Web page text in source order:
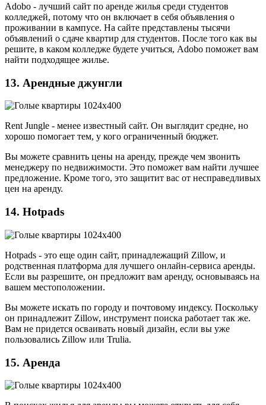
Adobo - лучший сайт по аренде жилья среди студентов
колледжей, потому что он включает в себя объявления о
проживании в кампусе. На сайте представлены тысячи
объявлений о сдаче квартир для студентов. После того как вы
решите, в каком колледже будете учиться, Adobo поможет вам
найти подходящее жилье.
13. Арендные джунгли
Rent Jungle - менее известный сайт. Он выглядит средне, но
хорошо помогает тем, у кого ограниченный бюджет.
Вы можете сравнить цены на аренду, прежде чем звонить
менеджеру по недвижимости. Это поможет вам найти лучшее
предложение. Кроме того, это защитит вас от несправедливых
цен на аренду.
14. Hotpads
Hotpads - это еще один сайт, принадлежащий Zillow, и
родственная платформа для лучшего онлайн-сервиса аренды.
Если вы разрешите, он предложит вам аренду, основываясь на
вашем местоположении.
Вы можете искать по городу и почтовому индексу. Поскольку
он принадлежит Zillow, инструмент поиска работает так же.
Вам не придется осваивать новый дизайн, если вы уже
пользовались Zillow или Trulia.
15. Аренда